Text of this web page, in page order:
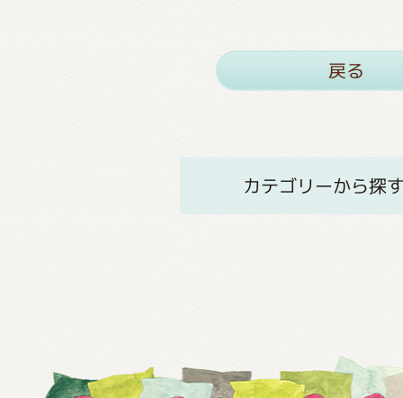
戻る
カテゴリーから探